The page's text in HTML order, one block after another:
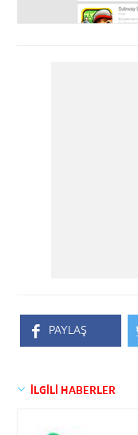
PAYLAŞ
İLGİLİ HABERLER